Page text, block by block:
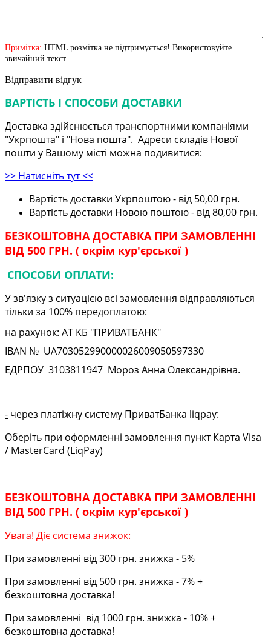
Примітка: HTML розмітка не підтримується! Використовуйте
звичайний текст.
Відправити відгук
ВАРТІСТЬ І СПОСОБИ ДОСТАВКИ
Доставка здійснюється транспортними компаніями
"Укрпошта" і "Нова пошта". Адреси складів Нової
пошти у Вашому місті можна подивитися:
>> Натисніть тут <<
Вартість доставки Укрпоштою - від 50,00 грн.
Вартість доставки Новою поштою - від 80,00 грн.
БЕЗКОШТОВНА ДОСТАВКА ПРИ ЗАМОВЛЕННІ
ВІД 500 ГРН. ( окрім кур'єрської )
СПОСОБИ ОПЛАТИ:
У зв'язку з ситуацією всі замовлення відправляються
тільки за 100% передоплатою:
на рахунок: АТ КБ "ПРИВАТБАНК"
IBAN № UA703052990000026009050597330
ЕДРПОУ 3103811947 Мороз Анна Олександрівна.
- через платіжну систему ПриватБанка liqpay:
Оберіть при оформленні замовлення пункт Карта Visa
/ MasterCard (LiqPay)
БЕЗКОШТОВНА ДОСТАВКА ПРИ ЗАМОВЛЕННІ
ВІД 500 ГРН. ( окрім кур'єрської )
Увага! Діє система знижок:
При замовленні від 300 грн. знижка - 5%
При замовленні від 500 грн. знижка - 7% +
безкоштовна доставка!
При замовленні від 1000 грн. знижка - 10% +
безкоштовна доставка!